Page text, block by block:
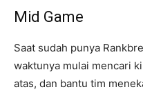
Mid Game
Saat sudah punya
waktunya mulai mencari
atas, dan bantu tim